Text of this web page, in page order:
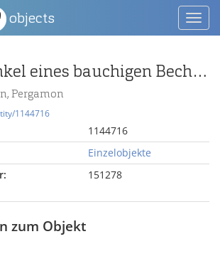
objects
Rotellenhenkel eines bauchigen Bechers
Pergamon
1144716
1144716
Einzelobjekte
151278
zum Objekt